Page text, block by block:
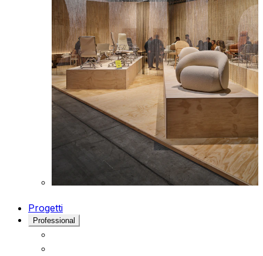
Progetti
Professional